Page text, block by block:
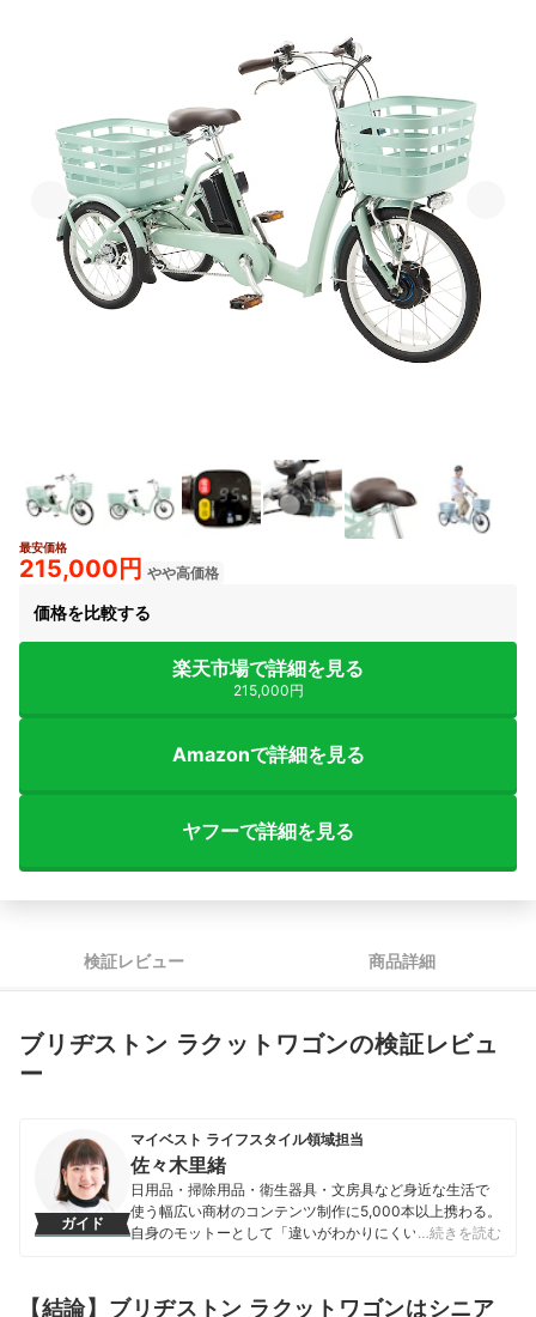
最安価格
215,000円 やや高価格
価格を比較する
楽天市場で詳細を見る
215,000円
Amazonで詳細を見る
ヤフーで詳細を見る
検証レビュー 商品詳細
ブリヂストン ラクットワゴンの検証レビュ
ー
ガイド
マイベスト ライフスタイル領域担当
佐々木里緒
日用品・掃除用品・衛生器具・文房具など身近な生活で
使う幅広い商材のコンテンツ制作に5,000本以上携わる。
自身のモットーとして「違いがわかりにくい商材だから
佐々木里緒のプロフィール
…続きを読む
【結論】ブリヂストン ラクットワゴンはシニア